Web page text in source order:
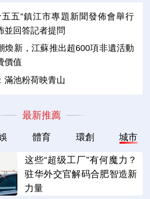
五五”鎮江市專題新聞發佈會舉行
並回答記者提問
煥新，江蘇推出超600項非遺活動
價值
滿池粉荷映青山
最新推薦
體育 環創 城市
这些“超级工厂”有何魔力？
驻华外交官解码合肥智造新
力量